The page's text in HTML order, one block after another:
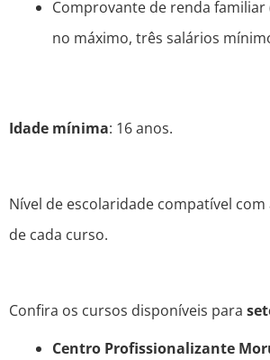
Comprovante de renda
no máximo, três salários
Idade mínima: 16 anos.
Nível de escolaridade compatível
de cada curso.
Confira os cursos disponíveis para
Centro Profissionalizante